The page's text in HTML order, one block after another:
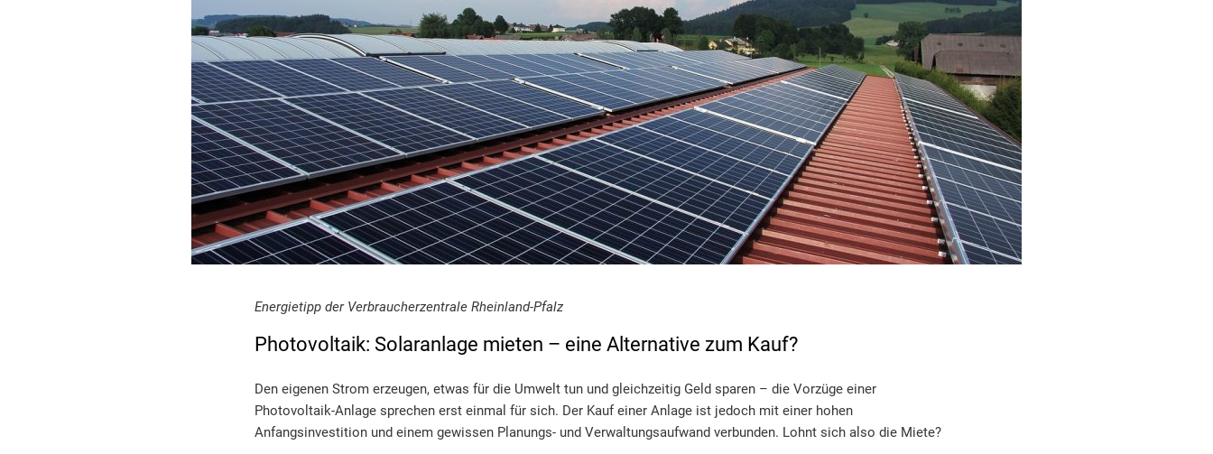
Energietipp der Verbraucherzentrale Rheinland-Pfalz
Photovoltaik: Solaranlage mieten – eine Alternative zum Kauf?
Den eigenen Strom erzeugen, etwas für die Umwelt tun und gleichzeitig Geld sparen – die Vorzüge einer
Photovoltaik-Anlage sprechen erst einmal für sich. Der Kauf einer Anlage ist jedoch mit einer hohen
Anfangsinvestition und einem gewissen Planungs- und Verwaltungsaufwand verbunden. Lohnt sich also die Miete?